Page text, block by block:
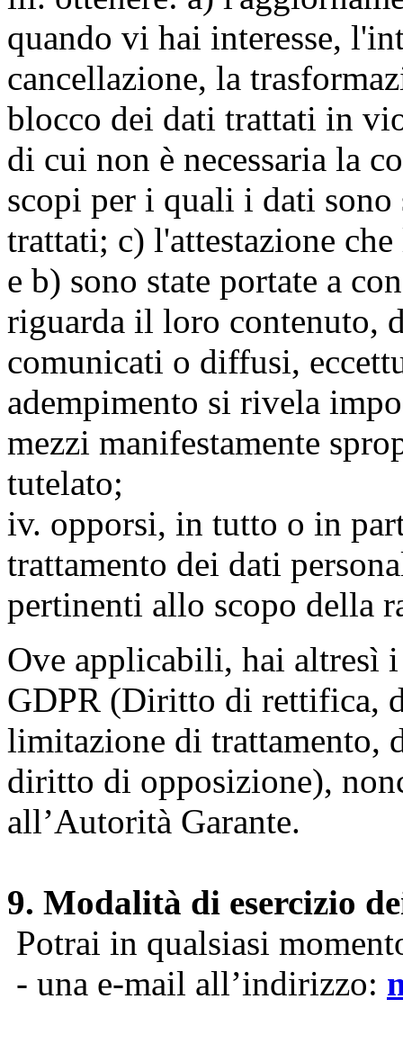
quando vi hai interesse,
cancellazione, la
blocco dei dati trattati in
di cui non è necessaria la
scopi per i quali i dati sono
trattati; c) l'attestazione
e b) sono state portate a
riguarda il loro contenuto,
comunicati o diffusi,
adempimento si rivela
mezzi manifestamente
tutelato;
iv. opporsi, in tutto o in
trattamento dei dati
pertinenti allo scopo della
Ove applicabili, hai
GDPR (Diritto di rettifica,
limitazione di trattamento,
diritto di opposizione),
all’Autorità Garante.
9. Modalità di esercizio
Potrai in qualsiasi
- una e-mail all’indirizzo: